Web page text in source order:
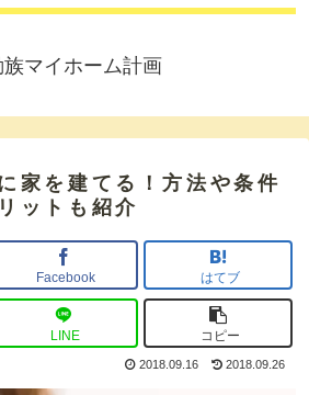
マイホーム計画
家を建てる！方法や条件
ットも紹介
Facebook はてブ
LINE コピー
2018.09.16 2018.09.26